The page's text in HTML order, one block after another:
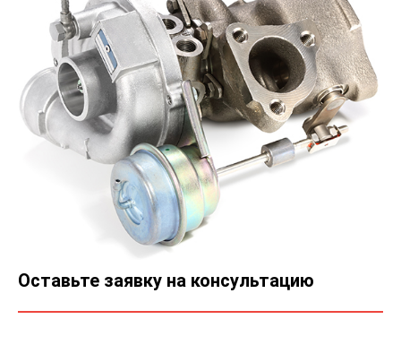
Оставьте заявку на консультацию